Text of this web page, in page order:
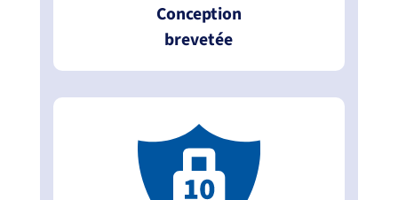
Conception
brevetée